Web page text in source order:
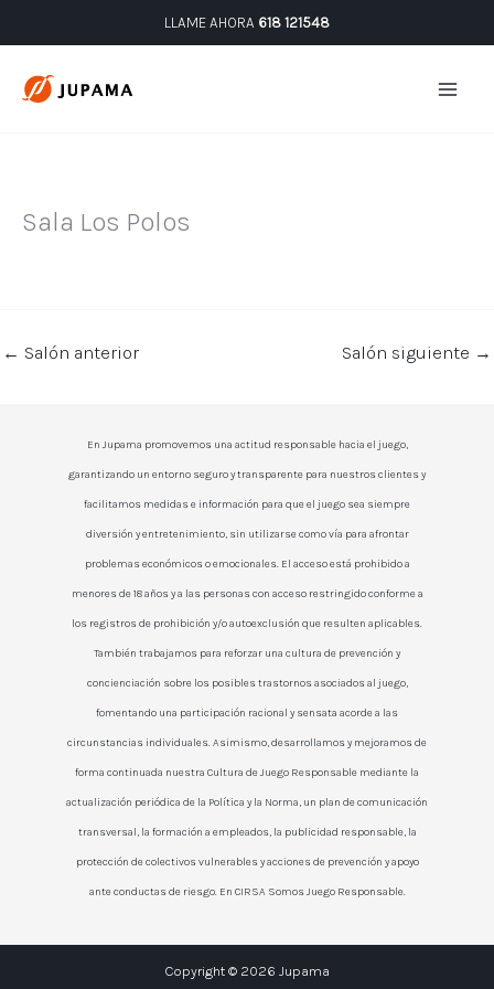
al
contenido
LLAME AHORA 618 121548
Sala Los Polos
← Salón anterior Salón siguiente →
En Jupama promovemos una actitud responsable hacia el juego,
garantizando un entorno seguro y transparente para nuestros clientes y
facilitamos medidas e información para que el juego sea siempre
diversión y entretenimiento, sin utilizarse como vía para afrontar
problemas económicos o emocionales. El acceso está prohibido a
menores de 18 años y a las personas con acceso restringido conforme a
los registros de prohibición y/o autoexclusión que resulten aplicables.
También trabajamos para reforzar una cultura de prevención y
concienciación sobre los posibles trastornos asociados al juego,
fomentando una participación racional y sensata acorde a las
circunstancias individuales. Asimismo, desarrollamos y mejoramos de
forma continuada nuestra Cultura de Juego Responsable mediante la
actualización periódica de la Política y la Norma, un plan de comunicación
transversal, la formación a empleados, la publicidad responsable, la
protección de colectivos vulnerables y acciones de prevención y apoyo
ante conductas de riesgo. En CIRSA Somos Juego Responsable.
Copyright © 2026 Jupama